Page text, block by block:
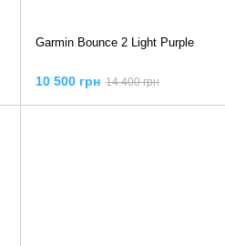
Garmin Bounce 2 Light Purple
10 500 грн 14 400 грн